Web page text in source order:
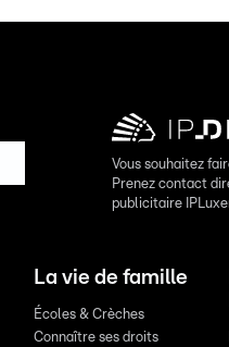
Vous souhaitez
Prenez contact
publicitaire
La vie de famille
Écoles & Crèches
Connaître ses droits